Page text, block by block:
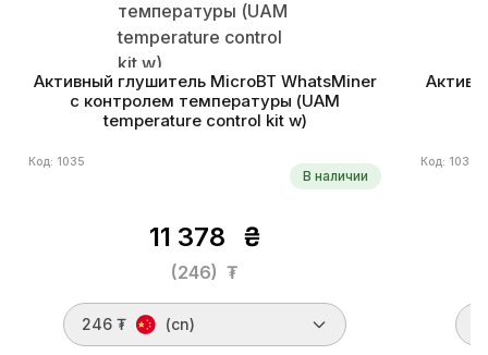
Активный глушитель MicroBT WhatsMiner
с контролем температуры (UAM
temperature control kit w)
Код: 1035
В наличии
11 378 ₴
(246) ₮
246 ₮ (cn)
Код: 1032